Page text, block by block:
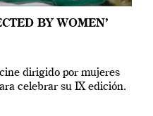
BY WOMEN’
dirigido por mujeres
celebrar su IX edición.